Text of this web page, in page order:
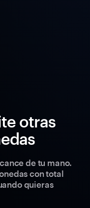
otras
de tu mano.
con total
quieras